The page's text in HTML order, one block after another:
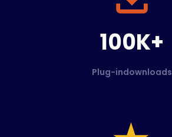
100K+
Plug-indownloads